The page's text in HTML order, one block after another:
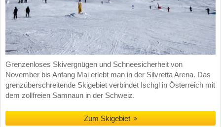
Grenzenloses Skivergnügen und Schneesicherheit von
November bis Anfang Mai erlebt man in der Silvretta Arena. Das
grenzüberschreitende Skigebiet verbindet Ischgl in Österreich mit
dem zollfreien Samnaun in der Schweiz.
Zum Skigebiet